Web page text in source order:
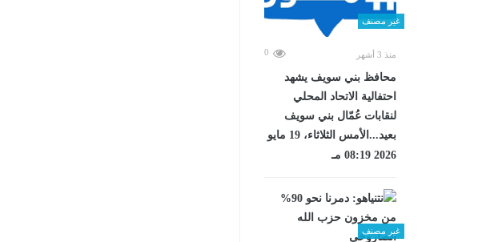
غير مصنف
منذ 3 أشهر 0
محافظ بني سويف يشهد
احتفالية الاتحاد المحلي
لنقابات عُمّال بني سويف
بعيد...الأمس الثلاثاء، 19 مايو
2026 08:19 مـ
غير مصنف